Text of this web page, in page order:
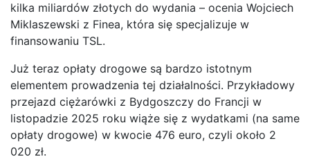
kilka miliardów złotych do wydania – ocenia Wojciech
Miklaszewski z Finea, która się specjalizuje w
finansowaniu TSL.
Już teraz opłaty drogowe są bardzo istotnym
elementem prowadzenia tej działalności. Przykładowy
przejazd ciężarówki z Bydgoszczy do Francji w
listopadzie 2025 roku wiąże się z wydatkami (na same
opłaty drogowe) w kwocie 476 euro, czyli około 2
020 zł.